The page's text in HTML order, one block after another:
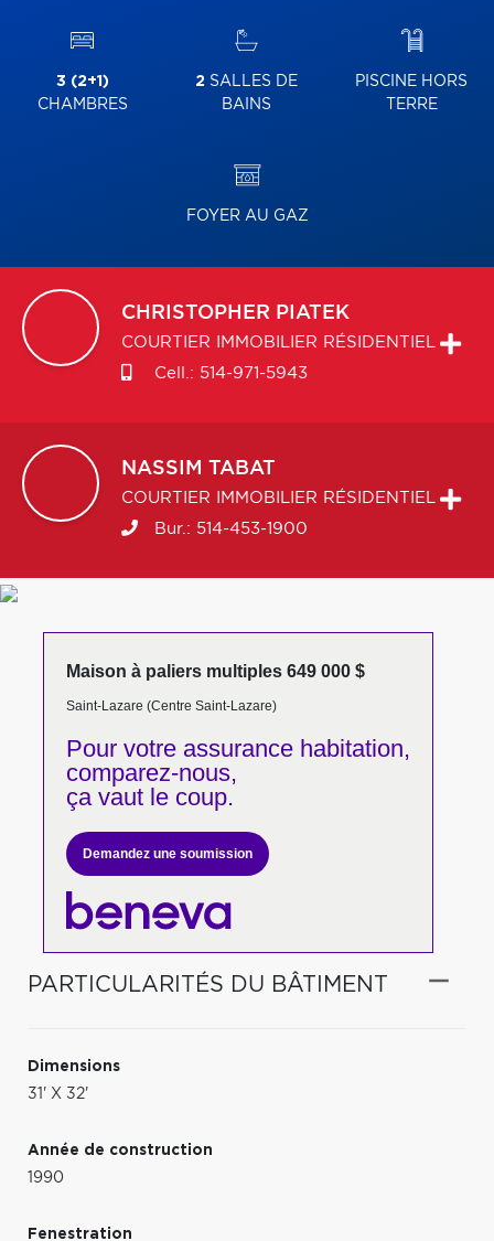
3 (2+1)
CHAMBRES
2 SALLES DE
BAINS
PISCINE HORS
TERRE
FOYER AU GAZ
CHRISTOPHER PIATEK
COURTIER IMMOBILIER RÉSIDENTIEL
Cell.: 514-971-5943
NASSIM TABAT
COURTIER IMMOBILIER RÉSIDENTIEL
Bur.: 514-453-1900
Maison à paliers multiples 649 000 $
Saint-Lazare (Centre Saint-Lazare)
Pour votreassurance habitation,
comparez-nous,
ça vaut le coup.
Demandez une soumission
PARTICULARITÉS DU BÂTIMENT
Dimensions
31' X 32'
Année de construction
1990
Fenestration